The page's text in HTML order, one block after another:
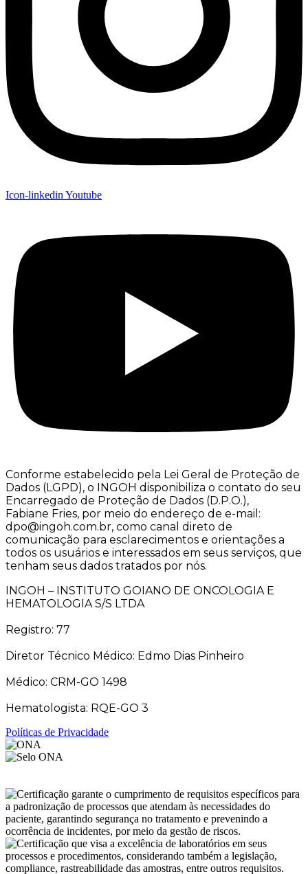
Icon-linkedin Youtube
Conforme estabelecido pela Lei Geral de Proteção de
Dados (LGPD), o INGOH disponibiliza o contato do seu
Encarregado de Proteção de Dados (D.P.O.),
Fabiane Fries, por meio do endereço de e-mail:
dpo@ingoh.com.br, como canal direto de
comunicação para esclarecimentos e orientações a
todos os usuários e interessados em seus serviços, que
tenham seus dados tratados por nós.
INGOH – INSTITUTO GOIANO DE ONCOLOGIA E
HEMATOLOGIA S/S LTDA
Registro: 77
Diretor Técnico Médico: Edmo Dias Pinheiro
Médico: CRM-GO 1498
Hematologista: RQE-GO 3
Políticas de Privacidade